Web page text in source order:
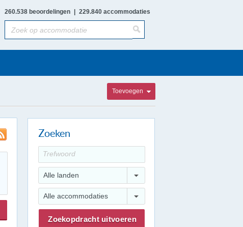
260.538 beoordelingen 229.840 accommodaties
Toevoegen
Zoeken
Alle landen
Alle accommodaties